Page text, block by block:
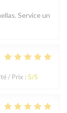
Service un
/ Prix : 5/5